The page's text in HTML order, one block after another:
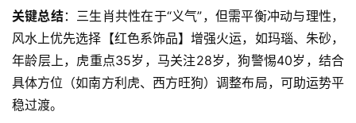
关键总结：三生肖共性在于“义气”，但需平衡冲动与理性，
风水上优先选择【红色系饰品】增强火运，如玛瑙、朱砂，
年龄层上，虎重点35岁，马关注28岁，狗警惕40岁，结合
具体方位（如南方利虎、西方旺狗）调整布局，可助运势平
稳过渡。